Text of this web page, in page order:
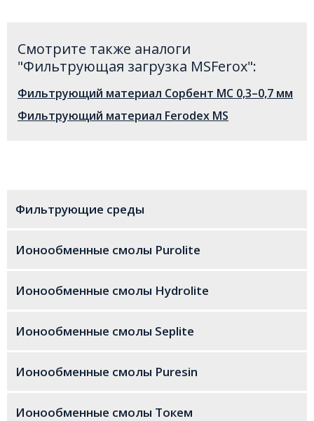
Смотрите также aналоги
"Фильтрующая загрузка MSFerox":
Фильтрующий материал Сорбент МС 0,3–0,7 мм
Фильтрующий материал Ferodex MS
Фильтрующие среды
Ионообменные смолы Purolite
Ионообменные смолы Hydrolite
Ионообменные смолы Seplite
Ионообменные смолы Puresin
Ионообменные смолы Токем